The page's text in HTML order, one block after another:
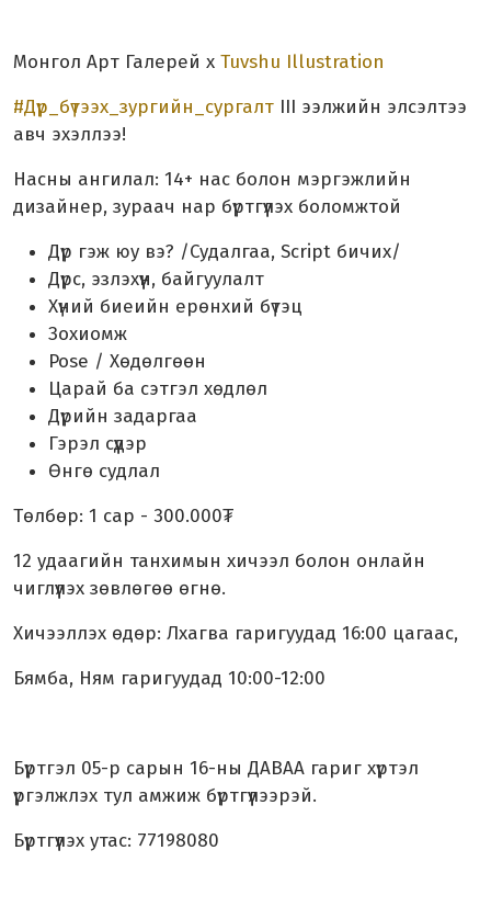
Монгол Арт Галерей х Tuvshu Illustration
#Дүр_бүтээх_зургийн_сургалт III ээлжийн элсэлтээ
авч эхэллээ!
Насны ангилал: 14+ нас болон мэргэжлийн
дизайнер, зураач нар бүртгүүлэх боломжтой
Дүр гэж юу вэ? /Судалгаа, Script бичих/
Дүрс, эзлэхүүн, байгуулалт
Хүний биеийн ерөнхий бүтэц
Зохиомж
Pose / Хөдөлгөөн
Царай ба сэтгэл хөдлөл
Дүрийн задаргаа
Гэрэл сүүдэр
Өнгө судлал
Төлбөр: 1 сар - 300.000₮
12 удаагийн танхимын хичээл болон онлайн
чиглүүлэх зөвлөгөө өгнө.
Хичээллэх өдөр: Лхагва гаригуудад 16:00 цагаас,
Бямба, Ням гаригуудад 10:00-12:00
Бүртгэл 05-р сарын 16-ны ДАВАА гариг хүртэл
үргэлжлэх тул амжиж бүртгүүлээрэй.
Бүртгүүлэх утас: 77198080